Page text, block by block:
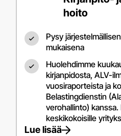
hoito
Pysy
mukaisena
Huolehdimme
kirjanpidosta, ALV-
vuosiraporteista ja
Belastingdienstin
verohallinto)
keskikokoisille
Lue lisää